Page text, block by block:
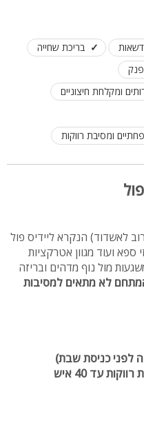
בריכת שחייה
ומקלחת חיצוניים
ומסיבת רווקות
לאשדוד) הנקרא ליידיס פול
ועוד מגוון אטרקציות
מול נוף מדהים ובריזה
לא מתאים למסיבות
לפני כניסת שבת)
עד 40 איש
וקריית מלאכי